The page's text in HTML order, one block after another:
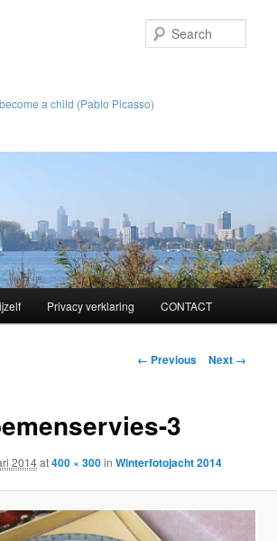
a child (Pablo Picasso)
Privacy verklaring CONTACT
Image
← Previous Next →
3
2014at400 × 300inWinterfotojacht 2014